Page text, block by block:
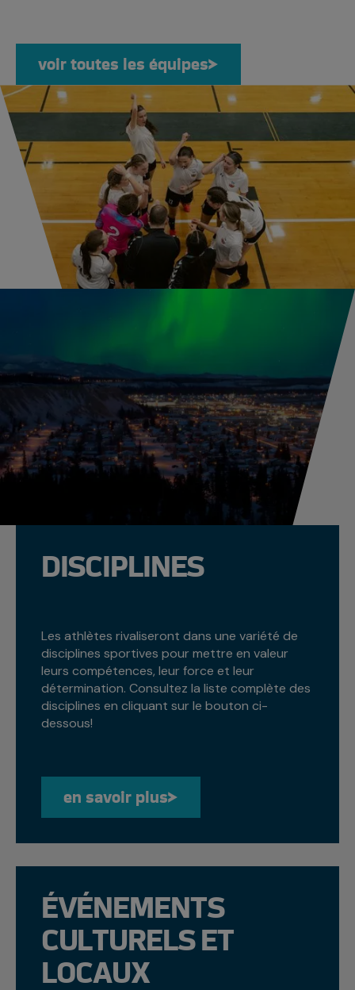
voir toutes les équipes
voir toutes les équipes
DISCIPLINES
Les athlètes rivaliseront dans une variété de
disciplines sportives pour mettre en valeur
leurs compétences, leur force et leur
détermination. Consultez la liste complète des
disciplines en cliquant sur le bouton ci-
dessous!
en savoir plus
en savoir plus
ÉVÉNEMENTS
CULTURELS ET
LOCAUX